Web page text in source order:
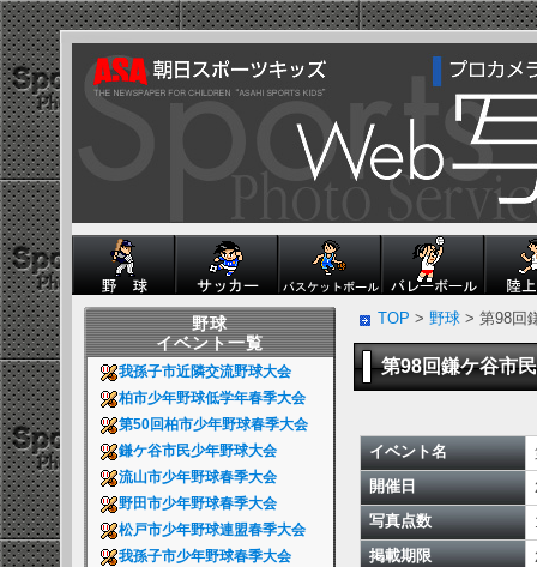
野球
イベント一覧
我孫子市近隣交流野球大会
柏市少年野球低学年春季大会
第50回柏市少年野球春季大会
鎌ケ谷市民少年野球大会
流山市少年野球春季大会
野田市少年野球春季大会
松戸市少年野球連盟春季大会
我孫子市少年野球春季大会
TOP > 野球> 第98回
第98回鎌ケ谷市
イベント名
開催日
写真点数
掲載期限